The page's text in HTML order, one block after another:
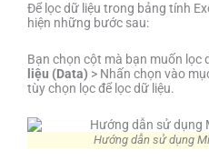
Để lọc dữ liệu trong bảng tính
hiện những bước sau:
Bạn chọn cột mà bạn muốn lọc
liệu (Data) > Nhấn chọn vào
tùy chọn lọc để lọc dữ liệu.
Hướng dẫn sử dụng